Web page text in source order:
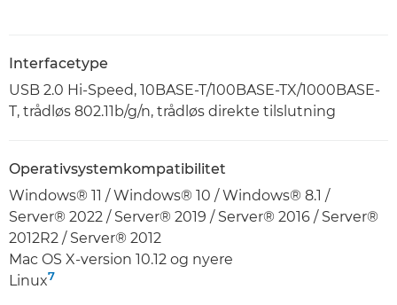
Interfacetype
USB 2.0 Hi-Speed, 10BASE-T/100BASE-TX/1000BASE-
T, trådløs 802.11b/g/n, trådløs direkte tilslutning
Operativsystemkompatibilitet
Windows® 11 / Windows® 10 / Windows® 8.1 /
Server® 2022 / Server® 2019 / Server® 2016 / Server®
2012R2 / Server® 2012
Mac OS X-version 10.12 og nyere
Linux7